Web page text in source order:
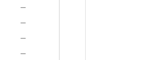
－
－
－
－